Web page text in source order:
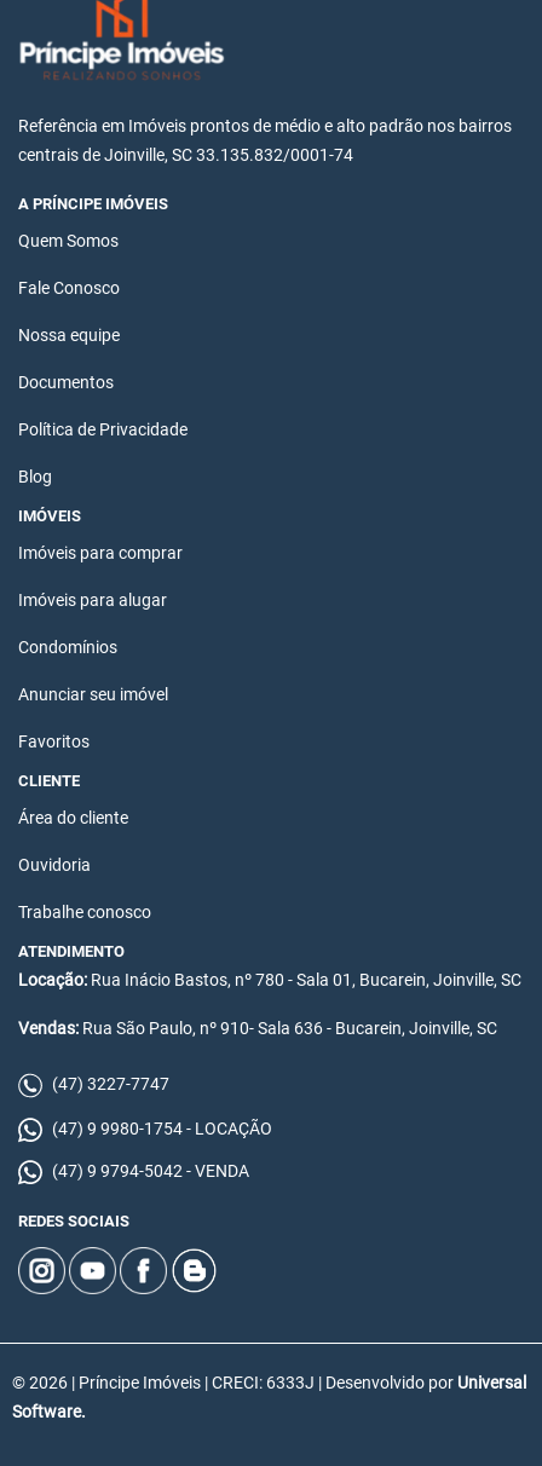
Referência em Imóveis prontos de médio e alto padrão nos bairros
centrais de Joinville, SC 33.135.832/0001-74
A PRÍNCIPE IMÓVEIS
Quem Somos
Fale Conosco
Nossa equipe
Documentos
Política de Privacidade
Blog
IMÓVEIS
Imóveis para comprar
Imóveis para alugar
Condomínios
Anunciar seu imóvel
Favoritos
CLIENTE
Área do cliente
Ouvidoria
Trabalhe conosco
ATENDIMENTO
Locação: Rua Inácio Bastos, nº 780 - Sala 01, Bucarein, Joinville, SC
Vendas: Rua São Paulo, nº 910- Sala 636 - Bucarein, Joinville, SC
(47) 3227-7747
(47) 9 9980-1754 - LOCAÇÃO
(47) 9 9794-5042 - VENDA
REDES SOCIAIS
© 2026 | Príncipe Imóveis | CRECI: 6333J | Desenvolvido por Universal
Software.